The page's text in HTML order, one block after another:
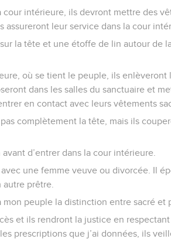
cour intérieure, ils devront mettre des
assureront leur service dans la cour
la tête et une étoffe de lin autour de
où se tient le peuple, ils enlèveront
dans les salles du sanctuaire et
en contact avec leurs vêtements
complètement la tête, mais ils
d’entrer dans la cour intérieure.
une femme veuve ou divorcée. Il
prêtre.
mon peuple la distinction entre sacré et
et ils rendront la justice en
prescriptions que j’ai données, ils